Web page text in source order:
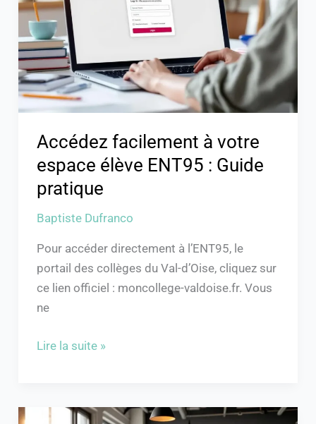
Accédez facilement à votre
espace élève ENT95 : Guide
pratique
Baptiste Dufranco
Pour accéder directement à l’ENT95, le
portail des collèges du Val-d’Oise, cliquez sur
ce lien officiel : moncollege-valdoise.fr. Vous
ne
espace
élève
ENT95
:
Guide
pratique
Lire la suite »
Optimisez